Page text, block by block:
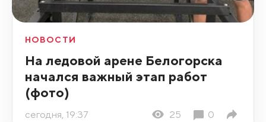
НОВОСТИ
На ледовой арене Белогорска
начался важный этап работ
(фото)
сегодня, 19:37 25 0